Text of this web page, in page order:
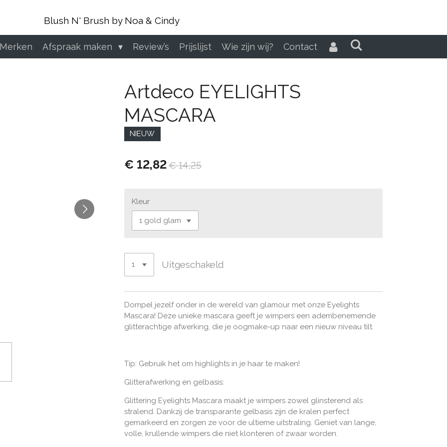
Blush N' Brush by Noa & Cindy
Afspraak maken Review’s Prijslijst Wie zijn wij? Contact
Artdeco EYELIGHTS
MASCARA
NIEUW
€ 12,82€ 14,25
Kleur
Uitgeschakeld
Dompel jezelf onder in de wereld van glamour met onze Eyelights
Mascara! Deze unieke mascara geeft je wimpers een adembenemende
glitterachtige afwerking, die je oogmake-up naar een nieuw niveau tilt.
Tip: Gebruik het om highlights in je haar te maken!
Glitterafwerking en gelbasis:
Glittering Eyelights Mascara maakt je wimpers zowel glinsterend als
stralend. Dankzij de transparante gelbasis zijn de kralen perfect
gemarkeerd en zorgen ze voor de ultieme uitstraling. Geniet van lange,
volle, krullende wimpers die niet klonteren of zwaar worden.